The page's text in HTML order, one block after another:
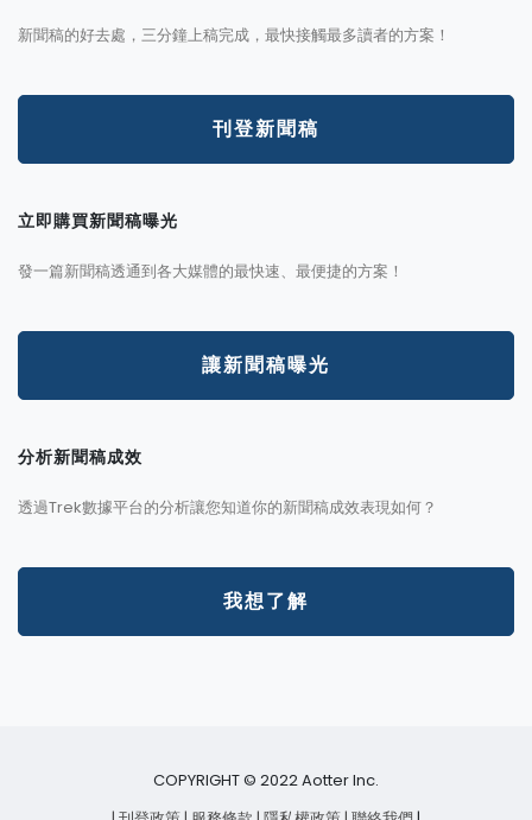
新聞稿的好去處，三分鐘上稿完成，最快接觸最多讀者的方案！
刊登新聞稿
立即購買新聞稿曝光
發一篇新聞稿透通到各大媒體的最快速、最便捷的方案！
讓新聞稿曝光
分析新聞稿成效
透過Trek數據平台的分析讓您知道你的新聞稿成效表現如何？
我想了解
COPYRIGHT © 2022 Aotter Inc.